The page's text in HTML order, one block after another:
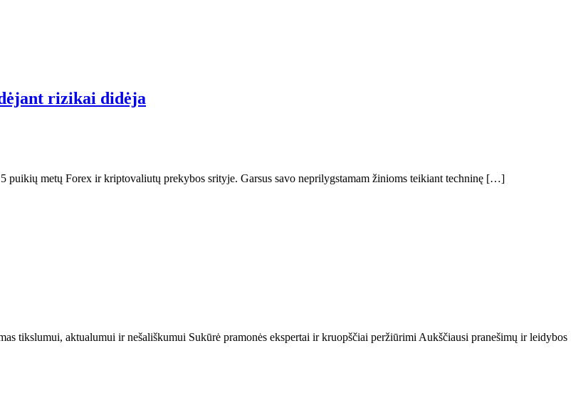
rizikai didėja
puikių metų Forex ir kriptovaliutų prekybos srityje. Garsus savo neprilygstamam žinioms teikiant techninę […]
tikslumui, aktualumui ir nešališkumui Sukūrė pramonės ekspertai ir kruopščiai peržiūrimi Aukščiausi pranešimų ir leidybos